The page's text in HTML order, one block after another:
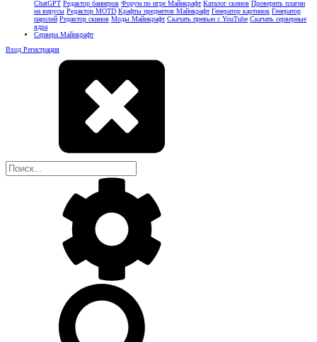
ChatGPT Редактор баннеров Форум по игре Майнкрафт Каталог скинов Проверить плагин
на вирусы Редактор MOTD Крафты предметов Майнкрафт Генератор картинок Генератор
паролей Редактор скинов Моды Майнкрафт Скачать превью с YouTube Скачать серверные
ядра
Сервера Майнкрафт
Вход Регистрация